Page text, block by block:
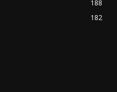
188
182